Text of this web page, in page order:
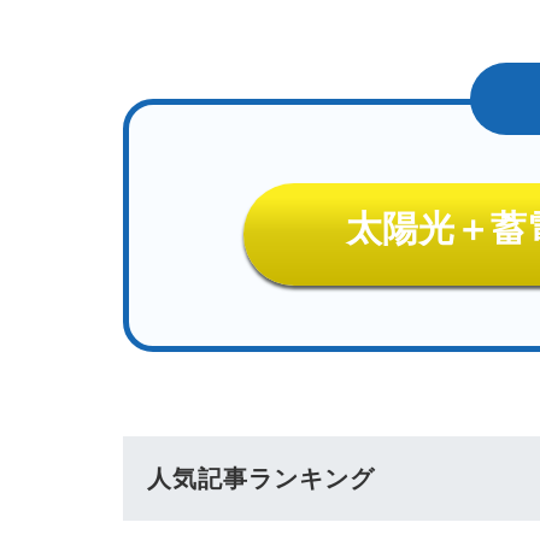
太陽光＋蓄
人気記事ランキング